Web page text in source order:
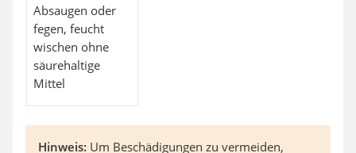
Absaugen oder
fegen, feucht
wischen ohne
säurehaltige
Mittel
Hinweis: Um Beschädigungen zu vermeiden,